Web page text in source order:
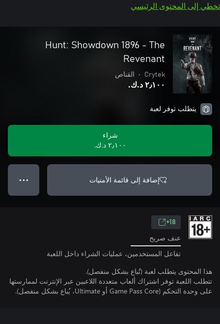
تخطي إلى المحتوى الرئيسي
Hunt: Showdown 1896 - The
Revenant
Crytek
• القناص
٢٫١٠٠ د.ك.‏
يتطلب توفر لعبة
شراء
٢٫١٠٠ د.ك.‏
إضافة إلى قائمة الأمنيات ● ● ●
18+
عنف صريح
تفاعل المستخدمين، عمليات الشراء داخل اللعبة
هذا المحتوى يتطلب لعبة (تُباع بشكل منفصل).
تتطلب اللعبة توفر اشتراك ألعاب متعددة اللاعبين عبر الإنترنت لممارستها
على وحدة التحكم (Game Pass Core أو Ultimate، يُباع بشكل منفصل).